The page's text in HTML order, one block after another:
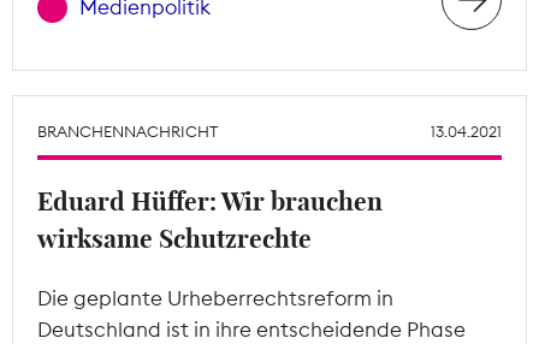
Medienpolitik
BRANCHENNACHRICHT 13.04.2021
Eduard Hüffer: Wir brauchen
wirksame Schutzrechte
Die geplante Urheberrechtsreform in
Deutschland ist in ihre entscheidende Phase